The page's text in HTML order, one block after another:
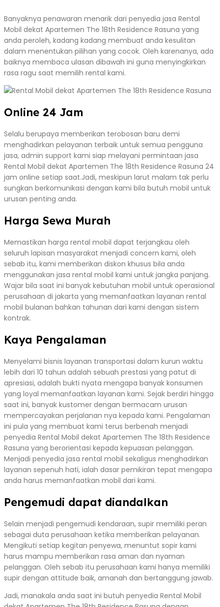
Banyaknya penawaran menarik dari penyedia jasa Rental
Mobil dekat Apartemen The 18th Residence Rasuna yang
anda peroleh, kadang kadang membuat anda kesulitan
dalam menentukan pilihan yang cocok. Oleh karenanya, ada
baiknya membaca ulasan dibawah ini guna menyingkirkan
rasa ragu saat memilih rental kami.
Online 24 Jam
Selalu berupaya memberikan terobosan baru demi
menghadirkan pelayanan terbaik untuk semua pengguna
jasa, admin support kami siap melayani permintaan jasa
Rental Mobil dekat Apartemen The 18th Residence Rasuna 24
jam online setiap saat.Jadi, meskipun larut malam tak perlu
sungkan berkomunikasi dengan kami bila butuh mobil untuk
urusan penting anda.
Harga Sewa Murah
Memastikan harga rental mobil dapat terjangkau oleh
seluruh lapisan masyarakat menjadi concern kami, oleh
sebab itu, kami memberikan diskon khusus bila anda
menggunakan jasa rental mobil kami untuk jangka panjang.
Wajar bila saat ini banyak kebutuhan mobil untuk operasional
perusahaan di jakarta yang memanfaatkan layanan rental
mobil bulanan bahkan tahunan dari kami dengan sistem
kontrak.
Kaya Pengalaman
Menyelami bisnis layanan transportasi dalam kurun waktu
lebih dari 10 tahun adalah sebuah prestasi yang patut di
apresiasi, adalah bukti nyata mengapa banyak konsumen
yang loyal memanfaatkan layanan kami. Sejak berdiri hingga
saat ini, banyak kustomer dengan bermacam urusan
mempercayakan perjalanan nya kepada kami. Pengalaman
ini pula yang membuat kami terus berbenah menjadi
penyedia Rental Mobil dekat Apartemen The 18th Residence
Rasuna yang berorientasi kepada kepuasan pelanggan.
Menjadi penyedia jasa rental mobil sekaligus menghadirkan
layanan sepenuh hati, ialah dasar pemikiran tepat mengapa
anda harus memanfaatkan mobil dari kami.
Pengemudi dapat diandalkan
Selain menjadi pengemudi kendaraan, supir memiliki peran
sebagai duta perusahaan ketika memberikan pelayanan.
Mengikuti setiap kegitan penyewa, menuntut sopir kami
harus mampu memberikan rasa aman dan nyaman
pelanggan. Oleh sebab itu perusahaan kami hanya memiliki
supir dengan attitude baik, amanah dan bertanggung jawab.
Jadi, manakala anda saat ini butuh penyedia Rental Mobil